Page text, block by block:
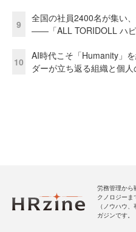
9
全国の社員2400名が集い
――「ALL TORIDOLL ハ
10
AI時代こそ「Humanity」
ダーが立ち返る組織と個
労務管理から
クノロジー
（ノウハウ
ガジンです。